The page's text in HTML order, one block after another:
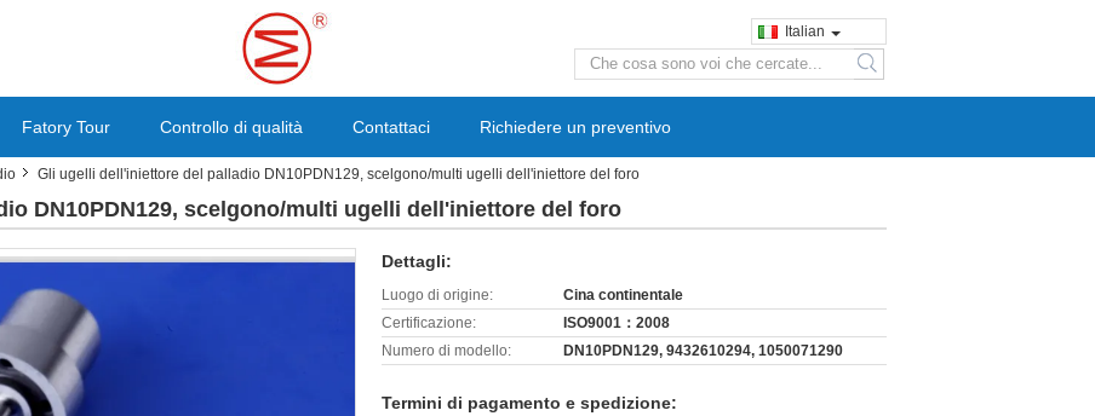
Italian
search
Fatory Tour Controllo di qualità Contattaci Richiedere un preventivo
Gli ugelli dell'iniettore del palladio DN10PDN129, scelgono/multi ugelli dell'iniettore del foro
DN10PDN129, scelgono/multi ugelli dell'iniettore del foro
Dettagli:
Luogo di origine:
Cina continentale
Certificazione:
ISO9001：2008
Numero di modello:
DN10PDN129, 9432610294, 1050071290
Termini di pagamento e spedizione: